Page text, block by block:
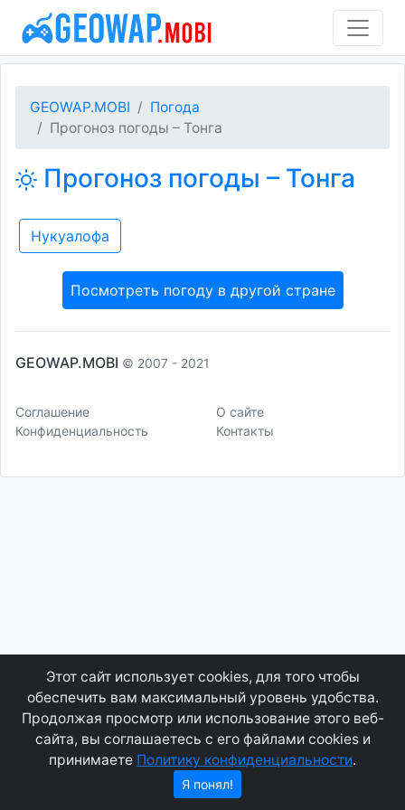
GEOWAP.MOBI
Погода
Прогоноз погоды – Тонга
Прогоноз погоды – Тонга
Нукуалофа
Посмотреть погоду в другой стране
GEOWAP.MOBI © 2007 - 2021
Соглашение
Конфиденциальность
О сайте
Контакты
Этот сайт использует cookies, для того чтобы
обеспечить вам максимальный уровень удобства.
Продолжая просмотр или использование этого веб-
сайта, вы соглашаетесь с его файлами cookies и
принимаете Политику конфиденциальности.
Я понял!